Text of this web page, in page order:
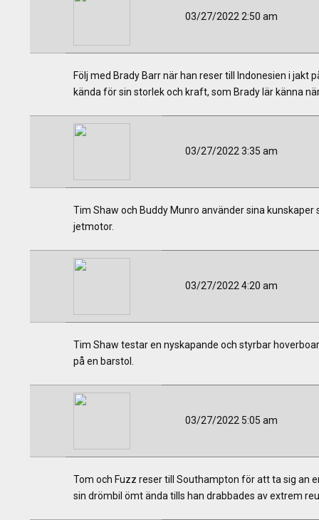
03/27/2022 2:50 am
Följ med Brady Barr när han reser till Indonesien i
kända för sin storlek och kraft, som Brady lär känna
03/27/2022 3:35 am
Tim Shaw och Buddy Munro använder sina
jetmotor.
03/27/2022 4:20 am
Tim Shaw testar en nyskapande och styrbar
på en barstol.
03/27/2022 5:05 am
Tom och Fuzz reser till Southampton för att ta sig an
sin drömbil ömt ända tills han drabbades av extrem